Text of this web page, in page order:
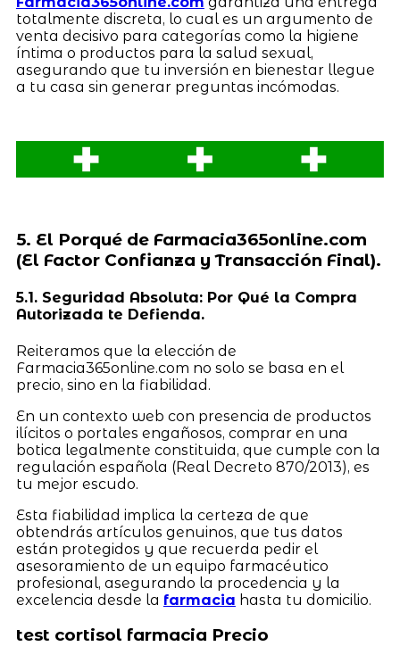
totalmente discreta, lo cual es un argumento de
venta decisivo para categorías como la higiene
íntima o productos para la salud sexual,
asegurando que tu inversión en bienestar llegue
a tu casa sin generar preguntas incómodas.
5. El Porqué de Farmacia365online.com
(El Factor Confianza y Transacción Final).
5.1. Seguridad Absoluta: Por Qué la Compra
Autorizada te Defienda.
Reiteramos que la elección de
Farmacia365online.com no solo se basa en el
precio, sino en la fiabilidad.
En un contexto web con presencia de productos
ilícitos o portales engañosos, comprar en una
botica legalmente constituida, que cumple con la
regulación española (Real Decreto 870/2013), es
tu mejor escudo.
Esta fiabilidad implica la certeza de que
obtendrás artículos genuinos, que tus datos
están protegidos y que recuerda pedir el
asesoramiento de un equipo farmacéutico
profesional, asegurando la procedencia y la
excelencia desde la farmacia hasta tu domicilio.
test cortisol farmacia Precio